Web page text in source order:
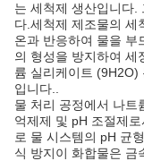
는 세척제 생산입니다.
다.세척제 제조물의 세
온과 반응하여 물을 부
의 형성을 방지하여 세
륨 실리케이트 (9H2O)
입니다..
물 처리 공정에서 나트
억제제 및 pH 조절제
로 물 시스템의 pH 균
식 방지이 화합물은 금